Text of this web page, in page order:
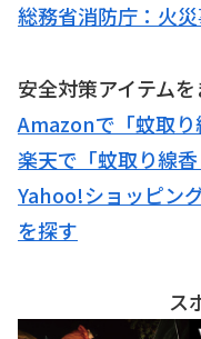
総務省消防庁：火
安全対策アイテム
Amazonで「蚊取り
楽天で「蚊取り線
Yahoo!ショッピン
を探す
ス